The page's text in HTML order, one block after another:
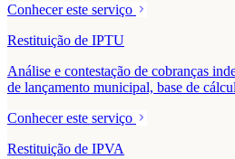
Conhecer este serviço
Restituição de IPTU
Análise e contestação de cobranças
de lançamento municipal, base de
Conhecer este serviço
Restituição de IPVA